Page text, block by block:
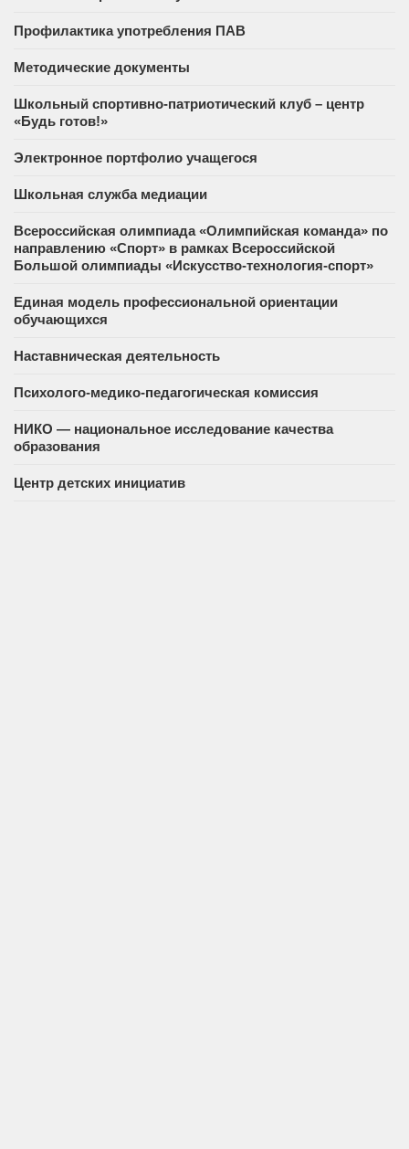
Профилактика употребления ПАВ
Методические документы
Школьный спортивно-патриотический клуб – центр
«Будь готов!»
Электронное портфолио учащегося
Школьная служба медиации
Всероссийская олимпиада «Олимпийская команда» по
направлению «Спорт» в рамках Всероссийской
Большой олимпиады «Искусство-технология-спорт»
Единая модель профессиональной ориентации
обучающихся
Наставническая деятельность
Психолого-медико-педагогическая комиссия
НИКО — национальное исследование качества
образования
Центр детских инициатив